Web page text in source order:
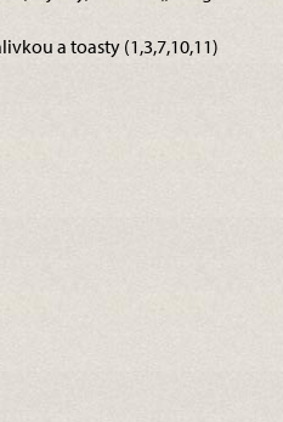
a toasty (1,3,7,10,11)